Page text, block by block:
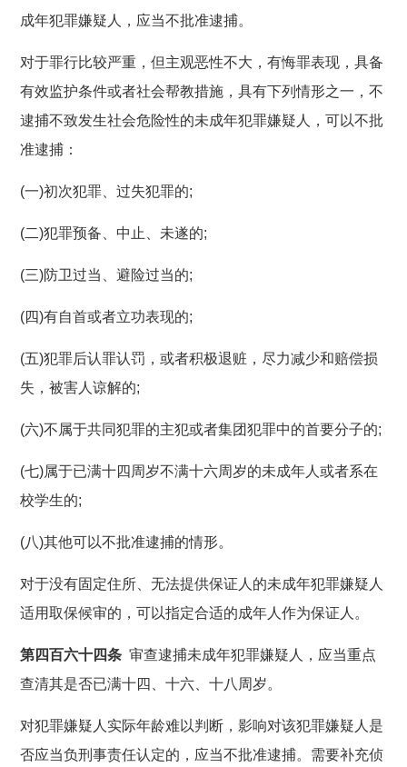
成年犯罪嫌疑人，应当不批准逮捕。
对于罪行比较严重，但主观恶性不大，有悔罪表现，具备
有效监护条件或者社会帮教措施，具有下列情形之一，不
逮捕不致发生社会危险性的未成年犯罪嫌疑人，可以不批
准逮捕：
(一)初次犯罪、过失犯罪的;
(二)犯罪预备、中止、未遂的;
(三)防卫过当、避险过当的;
(四)有自首或者立功表现的;
(五)犯罪后认罪认罚，或者积极退赃，尽力减少和赔偿损
失，被害人谅解的;
(六)不属于共同犯罪的主犯或者集团犯罪中的首要分子的;
(七)属于已满十四周岁不满十六周岁的未成年人或者系在
校学生的;
(八)其他可以不批准逮捕的情形。
对于没有固定住所、无法提供保证人的未成年犯罪嫌疑人
适用取保候审的，可以指定合适的成年人作为保证人。
第四百六十四条 审查逮捕未成年犯罪嫌疑人，应当重点
查清其是否已满十四、十六、十八周岁。
对犯罪嫌疑人实际年龄难以判断，影响对该犯罪嫌疑人是
否应当负刑事责任认定的，应当不批准逮捕。需要补充侦